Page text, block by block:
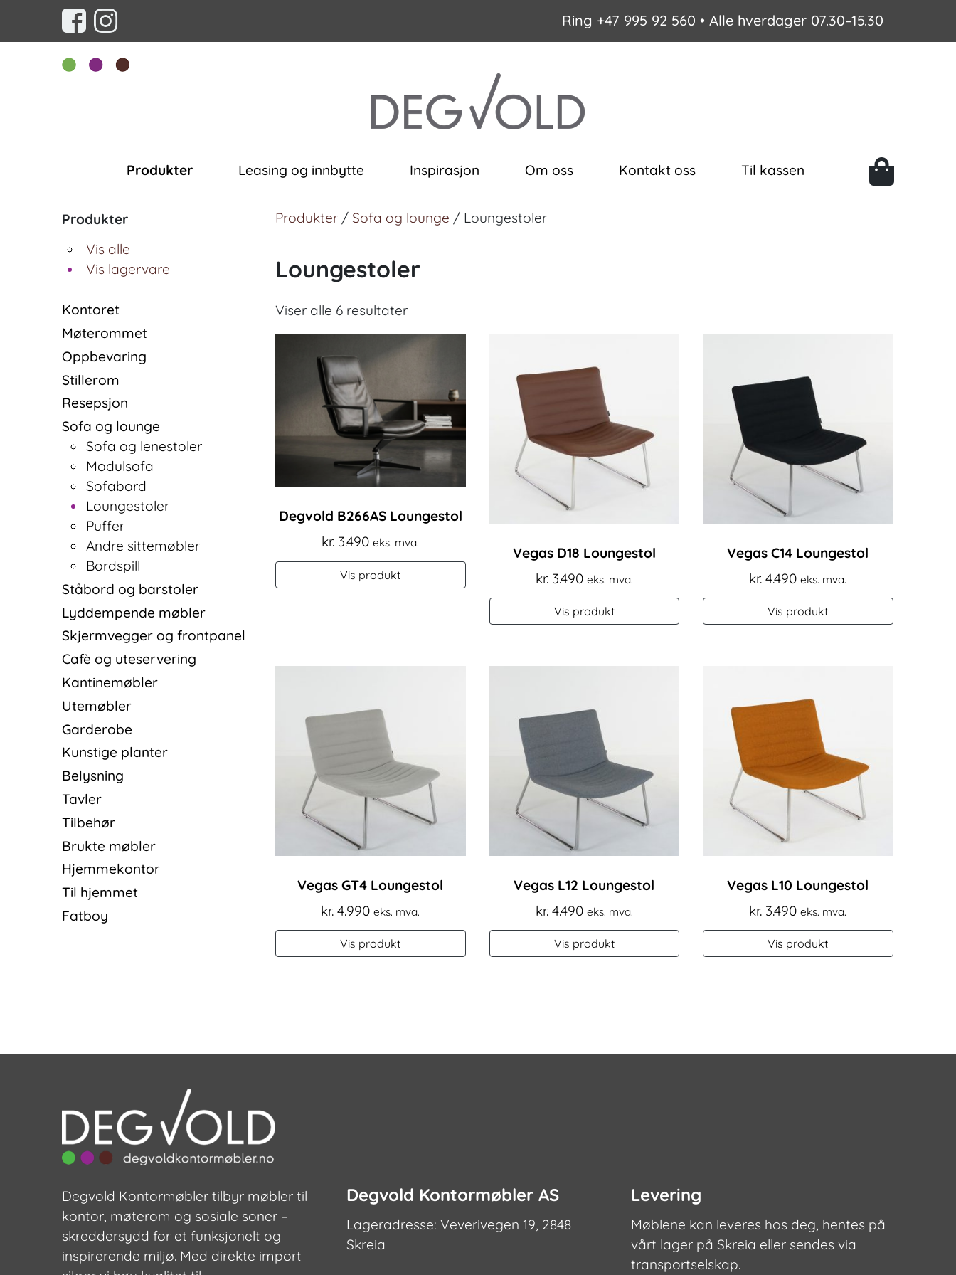
Ring +47 995 92 560 • Alle hverdager 07.30–15.30
Produkter Leasing og innbytte Inspirasjon Om oss Kontakt oss Til kassen
Produkter
Vis alle
Vis lagervare
Kontoret
Møterommet
Oppbevaring
Stillerom
Resepsjon
Sofa og lounge
Sofa og lenestoler
Modulsofa
Sofabord
Loungestoler
Puffer
Andre sittemøbler
Bordspill
Ståbord og barstoler
Lyddempende møbler
Skjermvegger og frontpanel
Cafè og uteservering
Kantinemøbler
Utemøbler
Garderobe
Kunstige planter
Belysning
Tavler
Tilbehør
Brukte møbler
Hjemmekontor
Til hjemmet
Fatboy
Produkter / Sofa og lounge / Loungestoler
Loungestoler
Viser alle 6 resultater
Degvold B266AS Loungestol
kr. 3.490 eks. mva.
Vis produkt
Vegas D18 Loungestol
kr.3.490 eks. mva.
Vis produkt
Vegas C14 Loungestol
kr. 4.490 eks. mva.
Vis produkt
Vegas GT4 Loungestol
kr. 4.990 eks. mva.
Vis produkt
Vegas L12 Loungestol
kr.4.490 eks. mva.
Vis produkt
Vegas L10 Loungestol
kr. 3.490 eks. mva.
Vis produkt
Degvold Kontormøbler tilbyr møbler til
kontor, møterom og sosiale soner –
skreddersydd for et funksjonelt og
inspirerende miljø. Med direkte import
Degvold Kontormøbler AS
Lageradresse: Veverivegen 19, 2848
Skreia
Levering
Møblene kan leveres hos deg, hentes på
vårt lager på Skreia eller sendes via
transportselskap.